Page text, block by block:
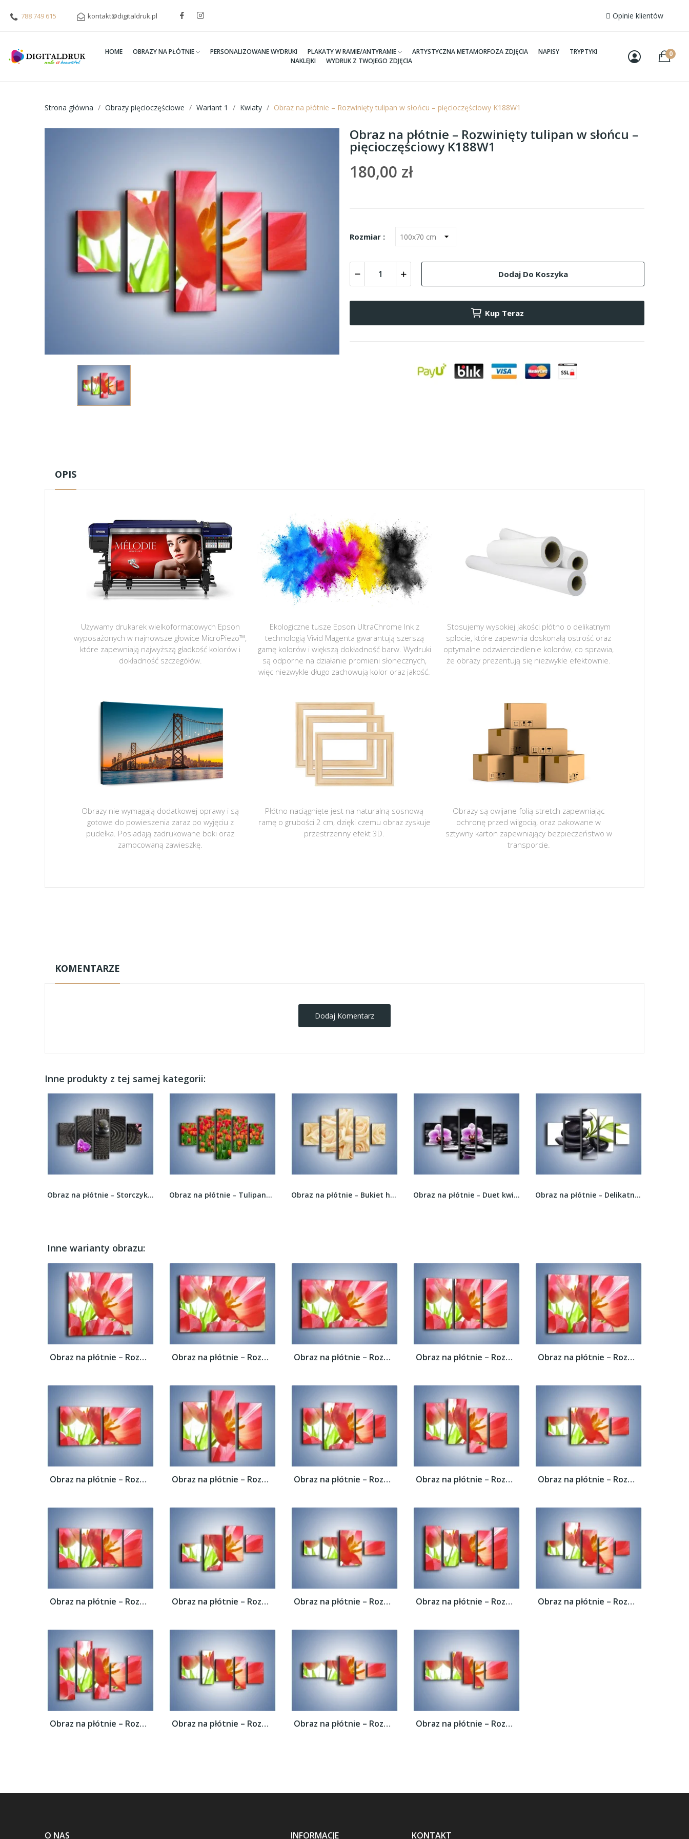
788 749 615 kontakt@digitaldruk.pl Opinie klientów
HOME OBRAZY NA PŁÓTNIE PERSONALIZOWANE WYDRUKI PLAKATY W RAMIE/ANTYRAMIE ARTYSTYCZNA METAMORFOZA ZDJĘCIA NAPISY
TRYPTYKI
NAKLEJKI
WYDRUK Z TWOJEGO ZDJĘCIA
0
Strona główna Obrazy pięcioczęściowe Wariant 1 Kwiaty Obraz na płótnie – Rozwinięty tulipan w słońcu – pięcioczęściowy K188W1
Obraz na płótnie – Rozwinięty tulipan w słońcu –
pięcioczęściowy K188W1
180,00 zł
Rozmiar :
Dodaj Do Koszyka
Kup Teraz
OPIS
Używamy drukarek wielkoformatowych Epson
wyposażonych w najnowsze głowice MicroPiezo™,
które zapewniają najwyższą gładkość kolorów i
dokładność szczegółów.
Ekologiczne tusze Epson UltraChrome Ink z
technologią Vivid Magenta gwarantują szerszą
gamę kolorów i większą dokładność barw. Wydruki
są odporne na działanie promieni słonecznych,
więc niezwykle długo zachowują kolor oraz jakość.
Stosujemy wysokiej jakości płótno o delikatnym
splocie, które zapewnia doskonałą ostrość oraz
optymalne odzwierciedlenie kolorów, co sprawia,
że obrazy prezentują się niezwykle efektownie.
Obrazy nie wymagają dodatkowej oprawy i są
gotowe do powieszenia zaraz po wyjęciu z
pudełka. Posiadają zadrukowane boki oraz
zamocowaną zawieszkę.
Płótno naciągnięte jest na naturalną sosnową
ramę o grubości 2 cm, dzięki czemu obraz zyskuje
przestrzenny efekt 3D.
Obrazy są owijane folią stretch zapewniając
ochronę przed wilgocią, oraz pakowane w
sztywny karton zapewniający bezpieczeństwo w
transporcie.
KOMENTARZE
Dodaj Komentarz
Inne produkty z tej samej kategorii:
Obraz na płótnie – Storczyki w czarnym piasku –... Obraz na płótnie – Tulipanowa rozkosz dla oka –... Obraz na płótnie – Bukiet herbacianych róż –... Obraz na płótnie – Duet kwiatowy i czarna woda... Obraz na płótnie – Delikatna łodyga z kamienna...
Inne warianty obrazu:
Obraz na płótnie – Rozwinięty tulipan w... Obraz na płótnie – Rozwinięty tulipan w... Obraz na płótnie – Rozwinięty tulipan w... Obraz na płótnie – Rozwinięty tulipan w... Obraz na płótnie – Rozwinięty tulipan w...
Obraz na płótnie – Rozwinięty tulipan w... Obraz na płótnie – Rozwinięty tulipan w... Obraz na płótnie – Rozwinięty tulipan w... Obraz na płótnie – Rozwinięty tulipan w... Obraz na płótnie – Rozwinięty tulipan w...
Obraz na płótnie – Rozwinięty tulipan w... Obraz na płótnie – Rozwinięty tulipan w... Obraz na płótnie – Rozwinięty tulipan w... Obraz na płótnie – Rozwinięty tulipan w... Obraz na płótnie – Rozwinięty tulipan w...
Obraz na płótnie – Rozwinięty tulipan w... Obraz na płótnie – Rozwinięty tulipan w... Obraz na płótnie – Rozwinięty tulipan w... Obraz na płótnie – Rozwinięty tulipan w...
O NAS INFORMACJE KONTAKT